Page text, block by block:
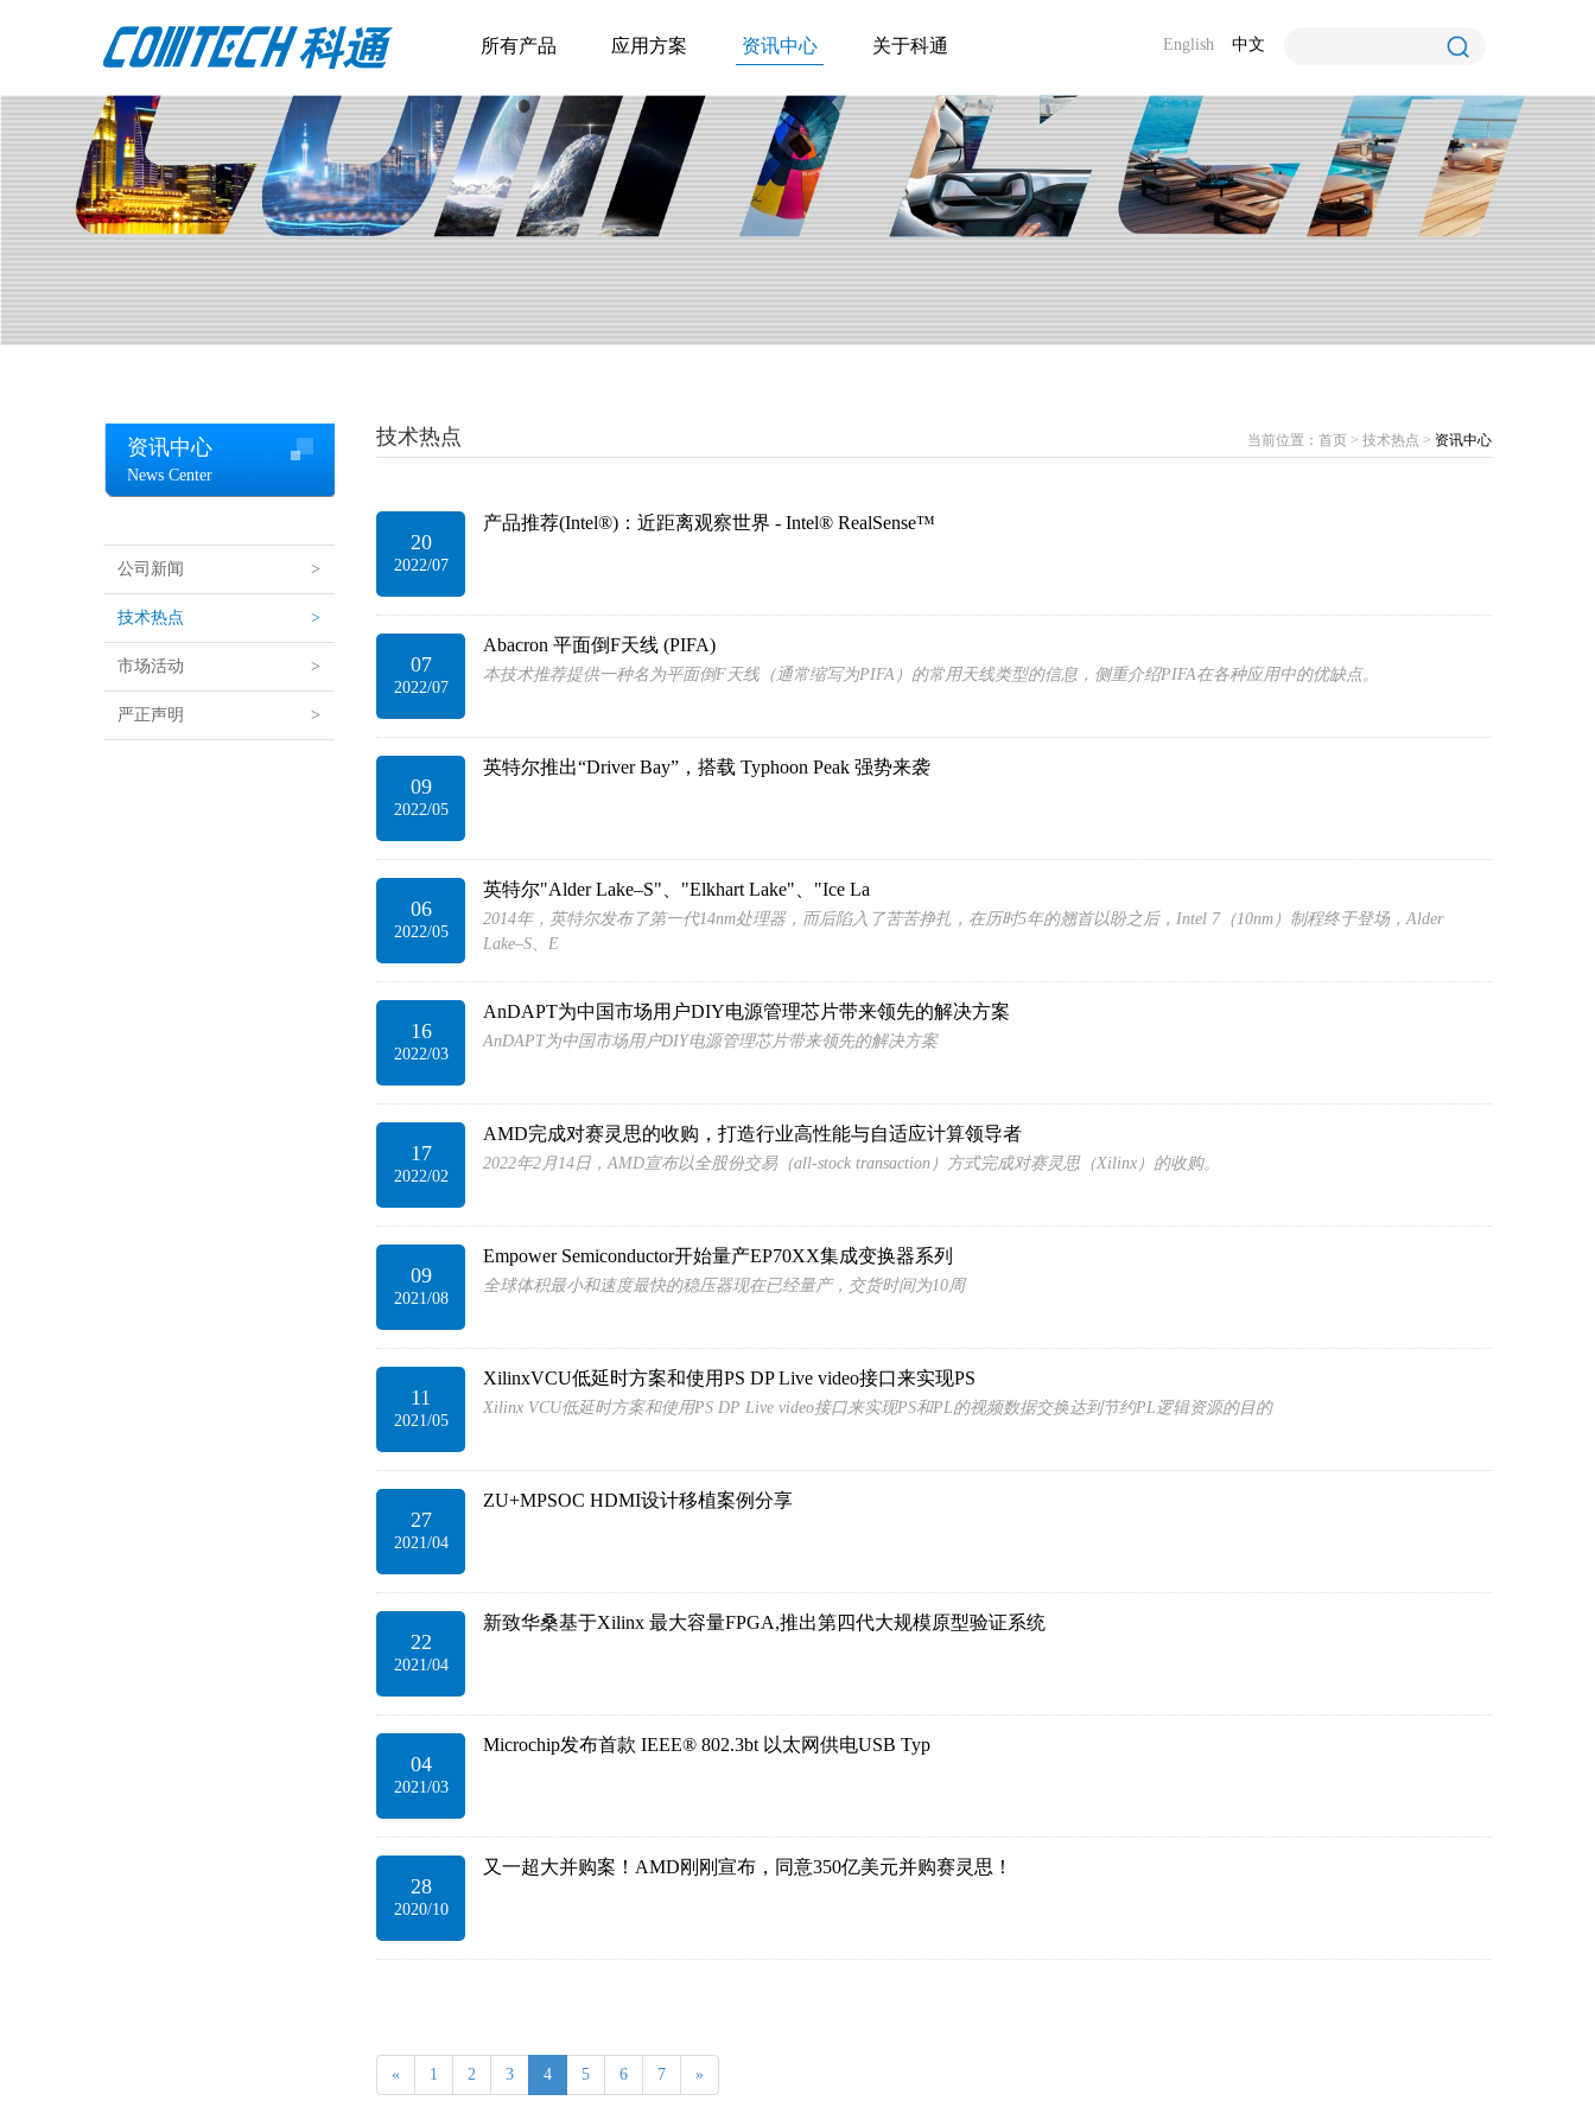
所有产品 应用方案 资讯中心 关于科通 English 中文
资讯中心
News Center
公司新闻 >
技术热点 >
市场活动 >
严正声明 >
技术热点 当前位置： 首页 > 技术热点 > 资讯中心
20
2022/07
产品推荐(Intel®)：近距离观察世界 - Intel® RealSense™
07
2022/07
Abacron 平面倒F天线 (PIFA)
本技术推荐提供一种名为平面倒F天线（通常缩写为PIFA）的常用天线类型的信息，侧重介绍PIFA在各种应用中的优缺点。
09
2022/05
英特尔推出“Driver Bay”，搭载 Typhoon Peak 强势来袭
06
2022/05
英特尔"Alder Lake–S"、"Elkhart Lake"、"Ice La
2014年，英特尔发布了第一代14nm处理器，而后陷入了苦苦挣扎，在历时5年的翘首以盼之后，Intel 7（10nm）制程终于登场，Alder
Lake–S、E
16
2022/03
AnDAPT为中国市场用户DIY电源管理芯片带来领先的解决方案
AnDAPT为中国市场用户DIY电源管理芯片带来领先的解决方案
17
2022/02
AMD完成对赛灵思的收购，打造行业高性能与自适应计算领导者
2022年2月14日，AMD宣布以全股份交易（all-stock transaction）方式完成对赛灵思（Xilinx）的收购。
09
2021/08
Empower Semiconductor开始量产EP70XX集成变换器系列
全球体积最小和速度最快的稳压器现在已经量产，交货时间为10周
11
2021/05
XilinxVCU低延时方案和使用PS DP Live video接口来实现PS
Xilinx VCU低延时方案和使用PS DP Live video接口来实现PS和PL的视频数据交换达到节约PL逻辑资源的目的
27
2021/04
ZU+MPSOC HDMI设计移植案例分享​
22
2021/04
新致华桑基于Xilinx 最大容量FPGA,推出第四代大规模原型验证系统
04
2021/03
Microchip发布首款 IEEE® 802.3bt 以太网供电USB Typ
28
2020/10
又一超大并购案！AMD刚刚宣布，同意350亿美元并购赛灵思！
« 1 2 3 4 5 6 7 »